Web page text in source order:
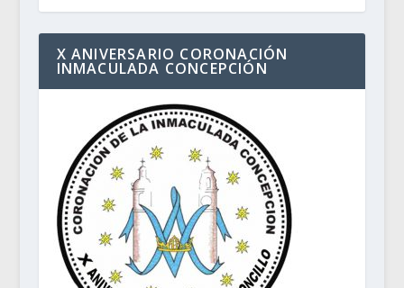
X ANIVERSARIO CORONACIÓN
INMACULADA CONCEPCIÓN